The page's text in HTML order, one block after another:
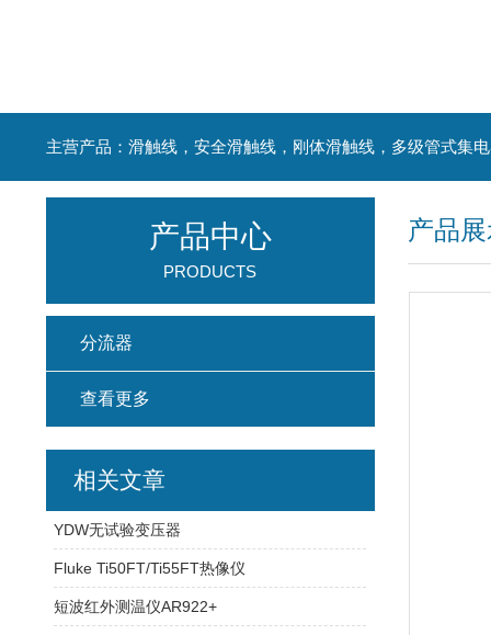
产品
产品中心
PRODUCTS
分流器
查看更多
相关文章
YDW无试验变压器
Fluke Ti50FT/Ti55FT热像仪
短波红外测温仪AR922+